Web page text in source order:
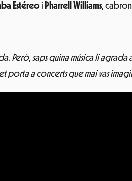
Estéreo i Pharrell Williams,
Però, saps quina música li agrada
porta a concerts que mai vas